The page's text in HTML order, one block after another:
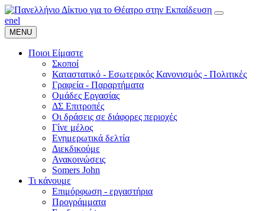
enel
MENU
Ποιοι Είμαστε
Σκοποί
Καταστατικό - Εσωτερικός Κανονισμός - Πολιτικές
Γραφεία - Παραρτήματα
Ομάδες Εργασίας
ΔΣ Επιτροπές
Οι δράσεις σε διάφορες περιοχές
Γίνε μέλος
Ενημερωτικά δελτία
Διεκδικούμε
Ανακοινώσεις
Somers John
Τι κάνουμε
Επιμόρφωση - εργαστήρια
Προγράμματα